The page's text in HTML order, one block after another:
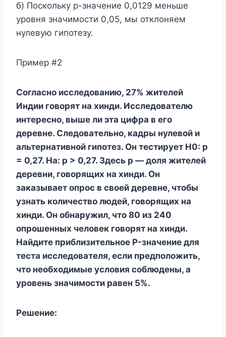
б) Поскольку p-значение 0,0129 меньше
уровня значимости 0,05, мы отклоняем
нулевую гипотезу.
Пример #2
Согласно исследованию, 27% жителей
Индии говорят на хинди. Исследователю
интересно, выше ли эта цифра в его
деревне. Следовательно, кадры нулевой и
альтернативной гипотез. Он тестирует H0: p
= 0,27. Ha: p > 0,27. Здесь p — доля жителей
деревни, говорящих на хинди. Он
заказывает опрос в своей деревне, чтобы
узнать количество людей, говорящих на
хинди. Он обнаружил, что 80 из 240
опрошенных человек говорят на хинди.
Найдите приблизительное P-значение для
теста исследователя, если предположить,
что необходимые условия соблюдены, а
уровень значимости равен 5%.
Решение: